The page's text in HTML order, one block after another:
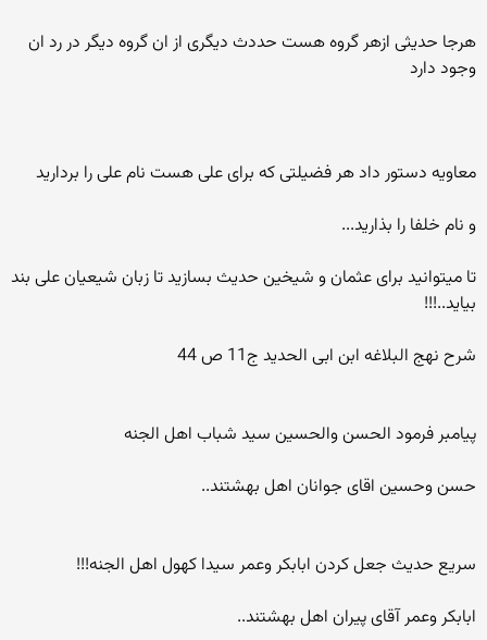
هرجا حدیثی ازهر گروه هست حددث دیگری از ان گروه دیگر در رد ان
وجود دارد
معاویه دستور داد هر فضیلتی که برای علی هست نام علی را بردارید
و نام خلفا را بذارید...
تا میتوانید برای عثمان و شیخین حدیث بسازید تا زبان شیعیان علی بند
بیاید..!!!
شرح نهج البلاغه ابن ابی الحدید ج11 ص 44
پیامبر فرمود الحسن والحسین سید شباب اهل الجنه
حسن وحسین اقای جوانان اهل بهشتند..
سریع حدیث جعل کردن ابابکر وعمر سیدا کهول اهل الجنه!!!
ابابکر وعمر آقای پیران اهل بهشتند..